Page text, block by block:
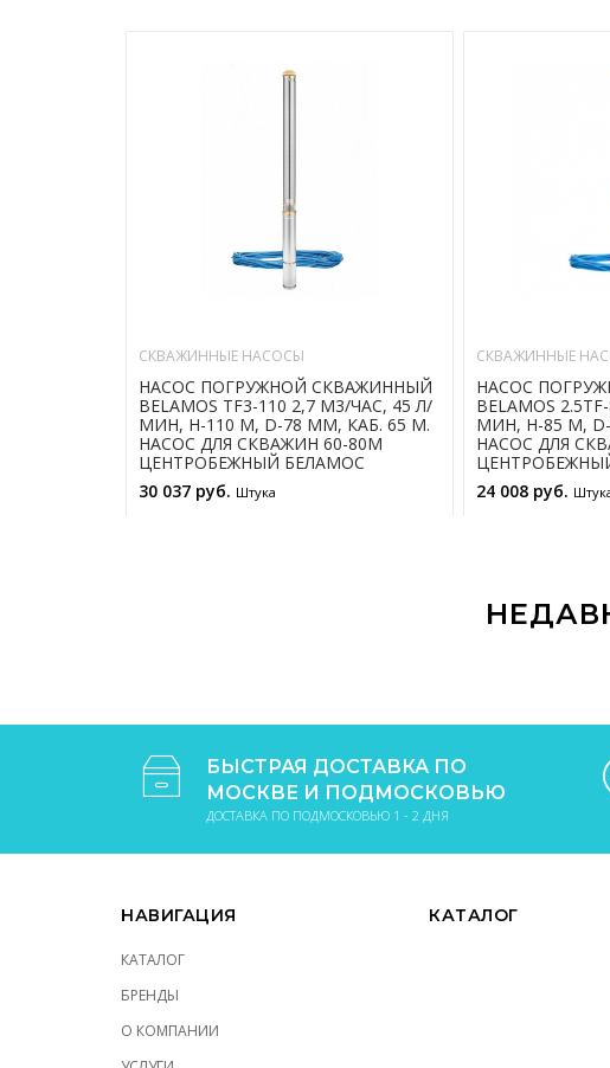
СКВАЖИННЫЕ НАСОСЫ
НАСОС ПОГРУЖНОЙ СКВАЖИННЫЙ
BELAMOS TF3-110 2,7 М3/ЧАС, 45 Л/
МИН, Н-110 М, D-78 ММ, КАБ. 65 М.
НАСОС ДЛЯ СКВАЖИН 60-80М
ЦЕНТРОБЕЖНЫЙ БЕЛАМОС
30 037 руб. Штука
СКВАЖИННЫЕ
НАСОС
BELAMOS
МИН, Н-85 М,
НАСОС ДЛЯ
24 008 руб.
БЫСТРАЯ ДОСТАВКА ПО
МОСКВЕ И ПОДМОСКОВЬЮ
ДОСТАВКА ПО ПОДМОСКОВЬЮ 1 - 2 ДНЯ
НАВИГАЦИЯ
КАТАЛОГ
БРЕНДЫ
О КОМПАНИИ
КАТАЛОГ